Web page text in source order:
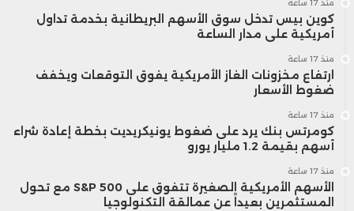
منذ 17 ساعة
كوين بيس تدخل سوق الأسهم البريطانية بخدمة تداول
أمريكية على مدار الساعة
منذ 17 ساعة
ارتفاع مخزونات الغاز الأمريكية يفوق التوقعات ويخفف
ضغوط الأسعار
منذ 17 ساعة
كومرتس بنك يرد على ضغوط يونيكريديت بخطة إعادة شراء
أسهم بقيمة 1.2 مليار يورو
منذ 17 ساعة
الأسهم الأمريكية الصغيرة تتفوق على S&P 500 مع تحول
المستثمرين بعيداً عن عمالقة التكنولوجيا